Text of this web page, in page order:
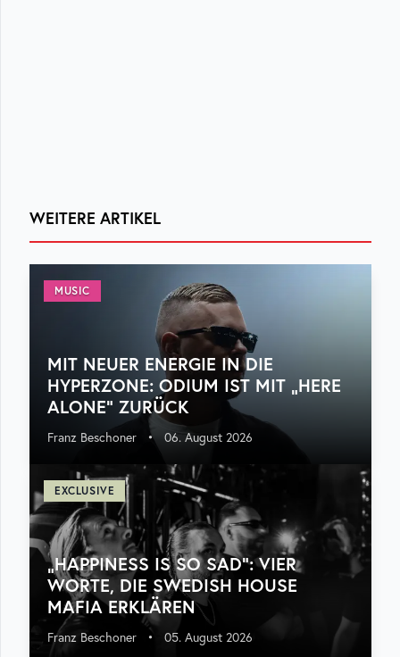
WEITERE ARTIKEL
MUSIC
MIT NEUER ENERGIE IN DIE
HYPERZONE: ODIUM IST MIT „HERE
ALONE“ ZURÜCK
Franz Beschoner • 06. August 2026
EXCLUSIVE
„HAPPINESS IS SO SAD“: VIER
WORTE, DIE SWEDISH HOUSE
MAFIA ERKLÄREN
Franz Beschoner • 05. August 2026